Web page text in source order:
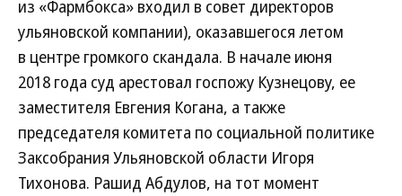
из «Фармбокса» входил в совет директоров
ульяновской компании), оказавшегося летом
в центре громкого скандала. В начале июня
2018 года суд арестовал госпожу Кузнецову, ее
заместителя Евгения Когана, а также
председателя комитета по социальной политике
Заксобрания Ульяновской области Игоря
Тихонова. Рашид Абдулов, на тот момент